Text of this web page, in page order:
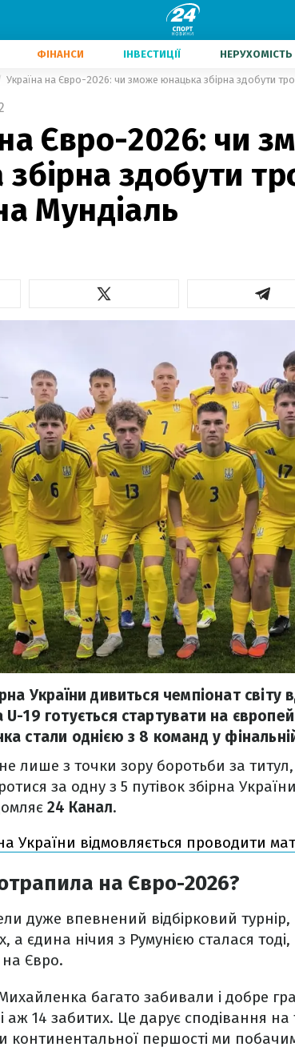
ФІНАНСИ ІНВЕСТИЦІЇ НЕРУХОМІСТЬ
Україна на Євро-2026: чи зможе юнацька збірна здобути
Євро-2026: чи
здобути
Мундіаль
України дивиться чемпіонат світу
19 готується стартувати на
стали однією з 8 команд у фінальній
лише з точки зору боротьби за титул,
за одну з 5 путівок збірна
24 Канал.
України відмовляється проводити
на Євро-2026?
дуже впевнений відбірковий турнір,
а єдина нічия з Румунією сталася
Євро.
багато забивали і добре
14 забитих. Це дарує сподівання на
континентальної першості ми